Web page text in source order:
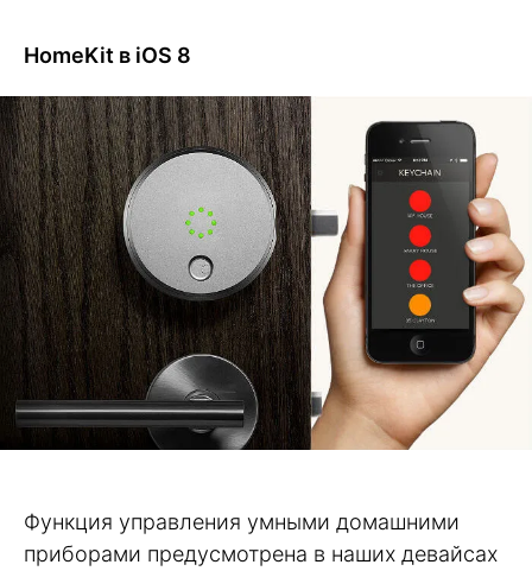
HomeKit в iOS 8
Функция управления умными домашними
приборами предусмотрена в наших девайсах